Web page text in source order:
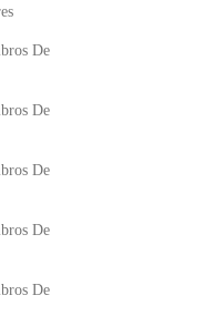
De
De
De
De
De